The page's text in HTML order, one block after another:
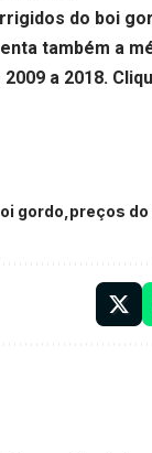
do boi
também a
a 2018.
gordo preços do